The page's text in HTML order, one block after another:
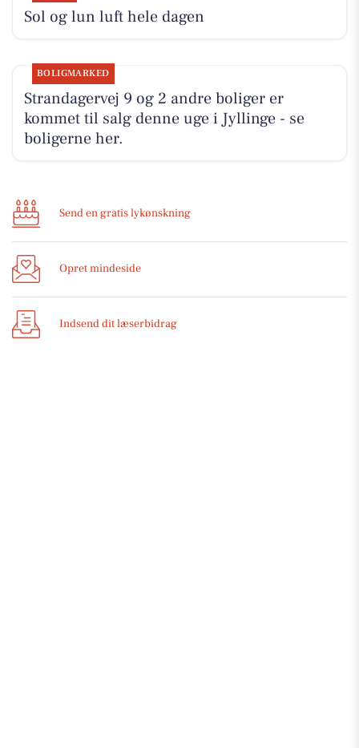
Sol og lun luft hele dagen
BOLIGMARKED
Strandagervej 9 og 2 andre boliger er
kommet til salg denne uge i Jyllinge - se
boligerne her.
Send en gratis lykønskning
Opret mindeside
Indsend dit læserbidrag